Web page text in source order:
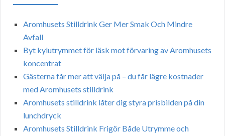
Aromhusets Stilldrink Ger Mer Smak Och Mindre
Avfall
Byt kylutrymmet för läsk mot förvaring av Aromhusets
koncentrat
Gästerna får mer att välja på – du får lägre kostnader
med Aromhusets stilldrink
Aromhusets stilldrink låter dig styra prisbilden på din
lunchdryck
Aromhusets Stilldrink Frigör Både Utrymme och